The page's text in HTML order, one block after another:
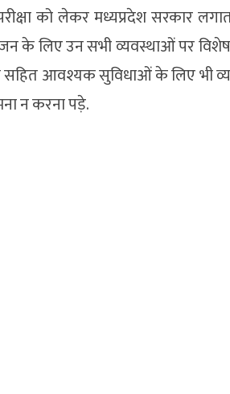
को लेकर मध्यप्रदेश सरकार
के लिए उन सभी व्यवस्थाओं पर विशेष
सहित आवश्यक सुविधाओं के लिए भी
न करना पड़े.